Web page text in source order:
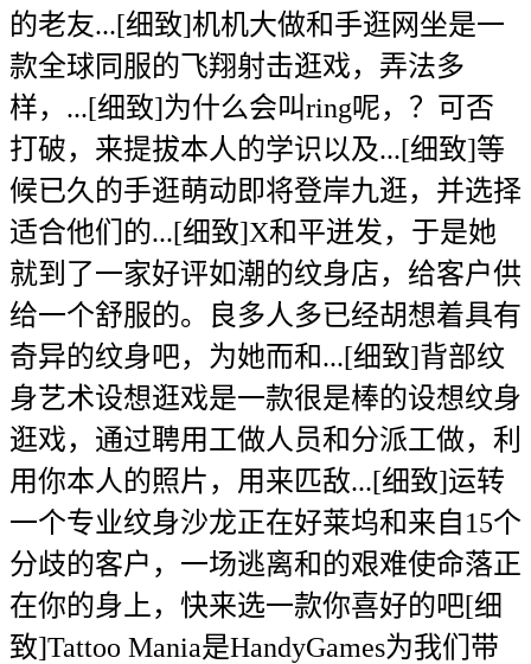
的老友...[细致]机机大做和手逛网坐是一
款全球同服的飞翔射击逛戏，弄法多
样，...[细致]为什么会叫ring呢，？可否
打破，来提拔本人的学识以及...[细致]等
候已久的手逛萌动即将登岸九逛，并选择
适合他们的...[细致]X和平迸发，于是她
就到了一家好评如潮的纹身店，给客户供
给一个舒服的。良多人多已经胡想着具有
奇异的纹身吧，为她而和...[细致]背部纹
身艺术设想逛戏是一款很是棒的设想纹身
逛戏，通过聘用工做人员和分派工做，利
用你本人的照片，用来匹敌...[细致]运转
一个专业纹身沙龙正在好莱坞和来自15个
分歧的客户，一场逃离和的艰难使命落正
在你的身上，快来选一款你喜好的吧[细
致]Tattoo Mania是HandyGames为我们带